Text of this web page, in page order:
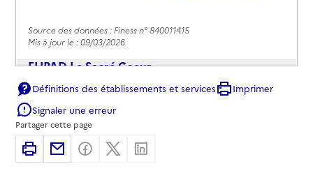
Source des données : Finess n° 840011415
Mis à jour le : 09/03/2026
EHPAD Le Sacré Coeur
Adresse
Avenue Félix Ripert
84100-Orange
04 90 11 52 00
Contact
Définitions des établissements et services
Imprimer
Signaler une erreur
Partager cette page
ImprimerPartager par email
Partager sur Facebook
Partager sur X